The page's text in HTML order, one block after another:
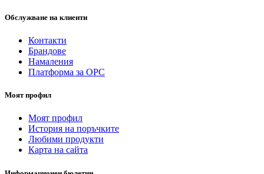
Обслужване на клиенти
Контакти
Брандове
Намаления
Платформа за ОРС
Моят профил
Моят профил
История на поръчките
Любими продукти
Карта на сайта